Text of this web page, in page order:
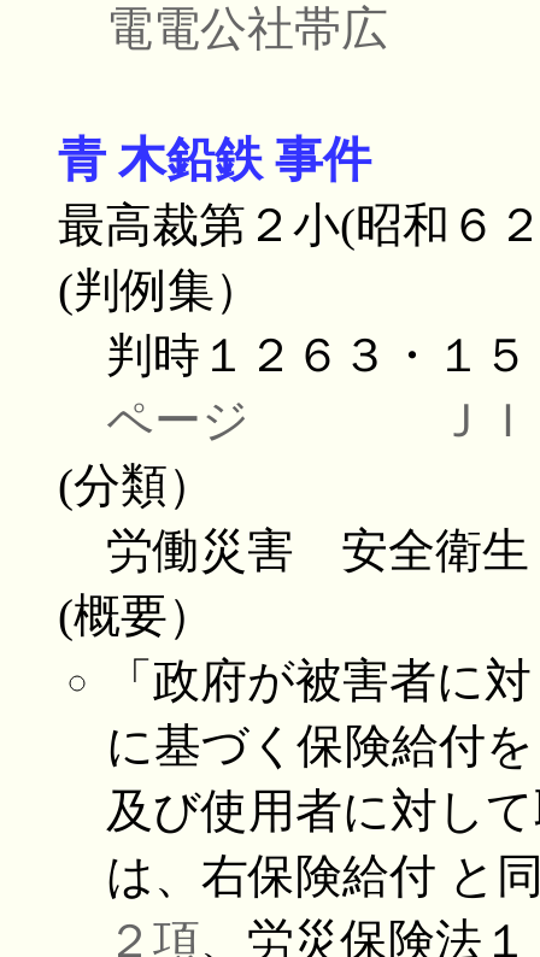
電電公社帯広
青 木鉛鉄 事件
最高裁第２小(昭和６
(判例集）
判時１２６３・
ページ
Ｊ
(分類）
労働災害 安全衛生
(概要）
「政府が被害者に
に基づく保険給付
及び使用者に対し
は、右保険給付 と
２項、労災保険法